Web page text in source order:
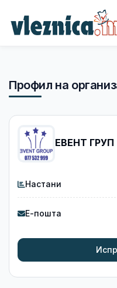
Профил на
ЕВЕНТ ГРУП
Настани
Е-пошта